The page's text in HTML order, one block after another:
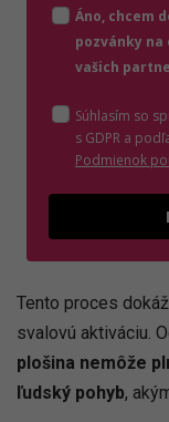
Áno, chcem
pozvánky
vašich
Súhlasím so
s GDPR a
Podmienok
Tento proces
svalovú aktiváciu.
plošina nemôže
ľudský pohyb,